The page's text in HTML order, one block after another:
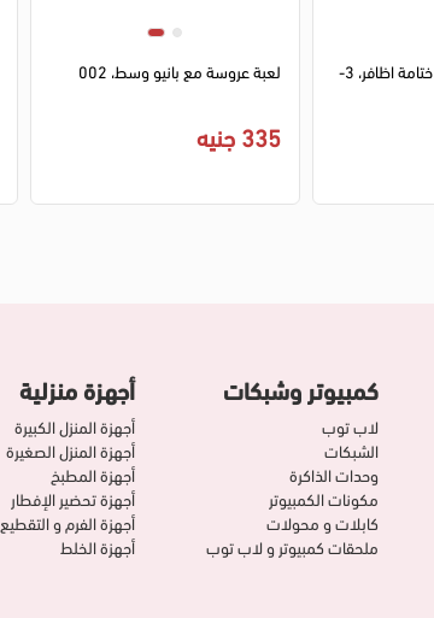
لعبة عروسة مع بانيو وسط، 002
335 جنيه
لعبة مكياج بنات، مع ختامة اظافر، 3-
1
كمبيوتر وشبكات
لاب توب
الشبكات
وحدات الذاكرة
مكونات الكمبيوتر
كابلات و محولات
ملحقات كمبيوتر و لاب توب
أجهزة منزلية
أجهزة المنزل الكبيرة
أجهزة المنزل الصغيرة
أجهزة المطبخ
أجهزة تحضير الإفطار
أجهزة الفرم و التقطيع
أجهزة الخلط